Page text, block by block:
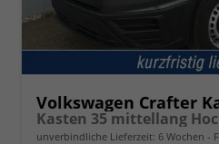
Volkswagen Crafter
unverbindliche Lieferzeit: 6 Wochen